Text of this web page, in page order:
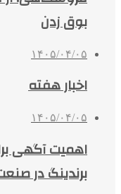
بوق زدن
۱۴۰۵/۰۴/۰۵
اخبار هفته
۱۴۰۵/۰۴/۰۵
اهمیت آگهی
برندینگ در